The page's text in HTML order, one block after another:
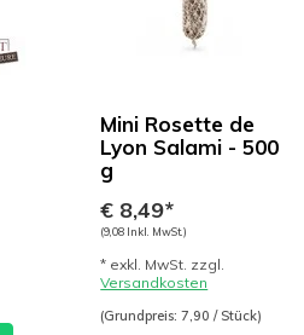
Mini Rosette de
Lyon Salami - 500
g
€ 8,49*
(9,08 Inkl. MwSt.)
* exkl. MwSt. zzgl.
Versandkosten
(Grundpreis: 7,90 / Stück)